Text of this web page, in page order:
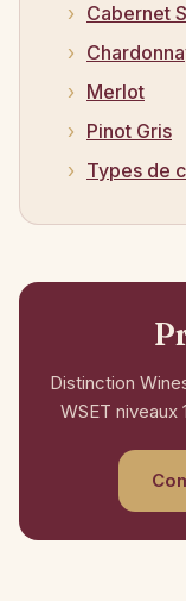
Cabernet
Merlot
Pinot Gris
Types de
Distinction
WSET niveaux